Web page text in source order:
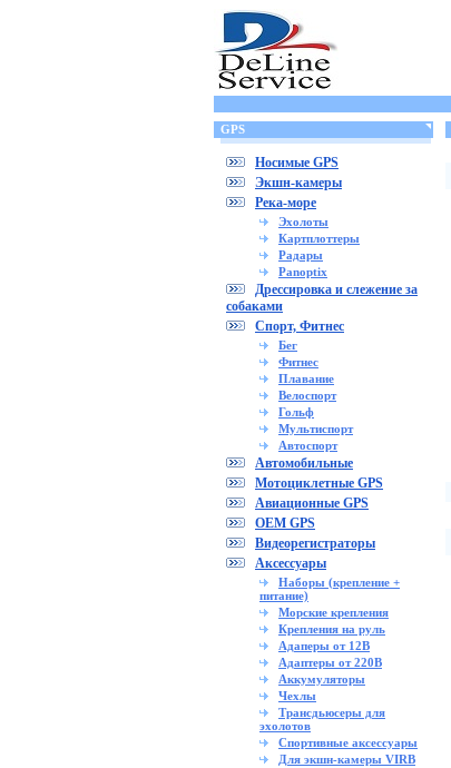
GPS
Носимые GPS
Экшн-камеры
Река-море
Эхолоты
Картплоттеры
Радары
Panoptix
Дрессировка и слежение за
собаками
Спорт, Фитнес
Бег
Фитнес
Плавание
Велоспорт
Гольф
Мультиспорт
Автоспорт
Автомобильные
Мотоциклетные GPS
Авиационные GPS
OEM GPS
Видеорегистраторы
Аксессуары
Наборы (крепление +
питание)
Морские крепления
Крепления на руль
Адаперы от 12В
Адаптеры от 220В
Аккумуляторы
Чехлы
Трансдьюсеры для
эхолотов
Спортивные аксессуары
Для экшн-камеры VIRB